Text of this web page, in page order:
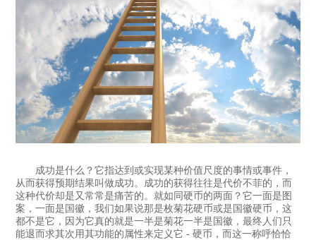
成功是什么？它指达到或实现某种价值尺度的事情或事件，
从而获得预期结果叫做成功。成功的获得往往是代价不菲的，而
这种代价却是又常常是痛苦的。就如同硬币的两面？它一面是图
案，一面是国徽，我们如果说那是枚菊花硬币或是国徽硬币，这
都不是它，因为它真的就是一半是菊花一半是国徽，最终人们只
能退而求其次用其功能的属性来定义它 - 硬币，而这一称呼恰恰